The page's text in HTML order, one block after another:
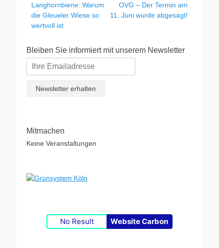
Beitrag:
Langhornbiene: Warum
die Gleueler Wiese so
wertvoll ist
Beitrag:
OVG – Der Termin am
11. Juni wurde abgesagt!
Bleiben Sie informiert mit unserem Newsletter
Mitmachen
Keine Veranstaltungen
No Result Website Carbon